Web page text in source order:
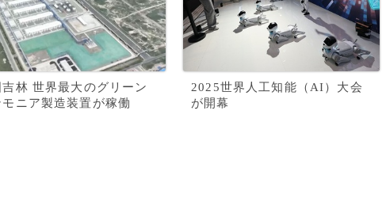
吉林 世界最大のグリーン
モニア製造装置が稼働
2025世界人工知能（AI）大会
が開幕